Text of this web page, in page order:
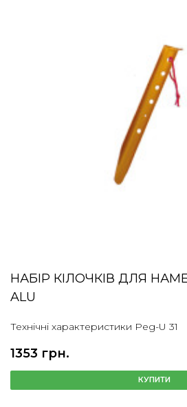
НАБІР КІЛОЧКІВ ДЛЯ
ALU
Технічні характеристики Peg-U 31
1353 грн.
КУПИТИ